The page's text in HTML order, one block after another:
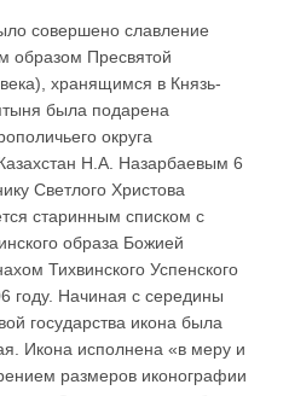
совершено славление
образом Пресвятой
хранящимся в Князь-
была подарена
округа
Н.А. Назарбаевым 6
Светлого Христова
старинным списком с
образа Божией
Тихвинского Успенского
году. Начиная с середины
государства икона была
Икона исполнена «в меру и
размеров иконографии